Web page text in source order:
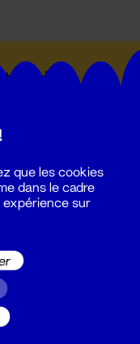
du
que les cookies
dans le cadre
expérience sur